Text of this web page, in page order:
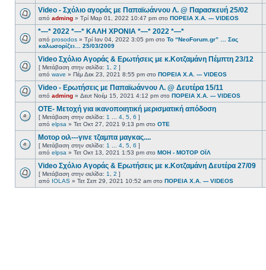
Video - Σχόλιο αγοράς με Παπαϊωάννου Λ. @ Παρασκευή 25/02
από adming » Τρί Μαρ 01, 2022 10:47 pm στο ΠΟΡΕΙΑ Χ.Α. --- VIDEOS
*—* 2022 *—* ΚΑΛΗ ΧΡΟΝΙΑ *—* 2022 *—*
από prosodos » Τρί Ιαν 04, 2022 3:05 pm στο Το “NeoForum.gr” … Σας
καλωσορίζει… 25/03/2009
Video Σχόλιο Αγοράς & Ερωτήσεις με κ.Κοτζαμάνη Πέμπτη 23/12
[ Μετάβαση στην σελίδα: 1 2 ]
από wave » Πέμ Δεκ 23, 2021 8:55 pm στο ΠΟΡΕΙΑ Χ.Α. --- VIDEOS
Video - Ερωτήσεις με Παπαϊωάννου Λ. @ Δευτέρα 15/11
από adming » Δευτ Νοέμ 15, 2021 4:12 pm στο ΠΟΡΕΙΑ Χ.Α. --- VIDEOS
ΟΤΕ- Μετοχή για ικανοποιητική μερισματική απόδοση
[ Μετάβαση στην σελίδα: 1 4 5 6 ]
από elpsa » Τετ Οκτ 27, 2021 9:13 pm στο ΟΤΕ
Μοτορ οιλ---γινε τζαμπα μαγκας....
[ Μετάβαση στην σελίδα: 1 4 5 6 ]
από elpsa » Τετ Οκτ 13, 2021 1:53 pm στο ΜΟΗ - ΜΟΤΟΡ ΟΪΛ
Video Σχόλιο Αγοράς & Ερωτήσεις με κ.Κοτζαμάνη Δευτέρα 27/09
[ Μετάβαση στην σελίδα: 1 2 ]
από IOLAS » Τετ Σεπ 29, 2021 10:52 am στο ΠΟΡΕΙΑ Χ.Α. --- VIDEOS